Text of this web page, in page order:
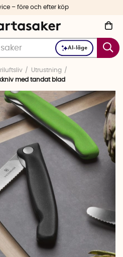
AI-läge
– före och efter köp
Utrustning
med tandat blad